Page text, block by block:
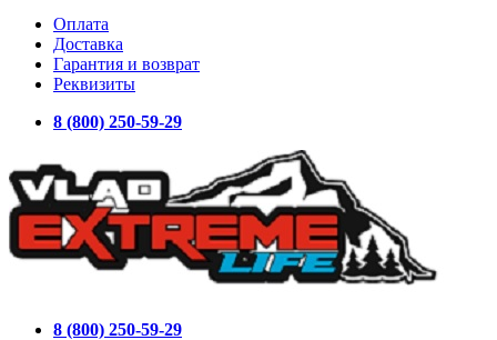
Оплата
Доставка
Гарантия и возврат
Реквизиты
8 (800) 250-59-29
8 (800) 250-59-29